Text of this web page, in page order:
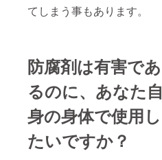
てしまう事もあります。
防腐剤は有害であ
るのに、あなた自
身の身体で使用し
たいですか？